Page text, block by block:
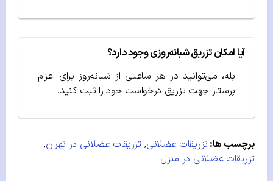
آیا امکان تزریق شبانه‌روزی وجود دارد؟
بله، می‌توانید در هر ساعتی از شبانه‌روز برای اعزام
پرستار جهت تزریق درخواست خود را ثبت کنید.
برچسب ها: تزریقات عضلانی, تزریقات عضلانی در تهران,
تزریقات عضلانی در منزل